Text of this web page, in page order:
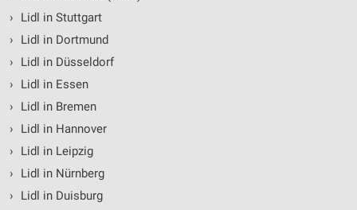
›
Lidl in Stuttgart
›
Lidl in Dortmund
›
Lidl in Düsseldorf
›
Lidl in Essen
›
Lidl in Bremen
›
Lidl in Hannover
›
Lidl in Leipzig
›
Lidl in Nürnberg
›
Lidl in Duisburg